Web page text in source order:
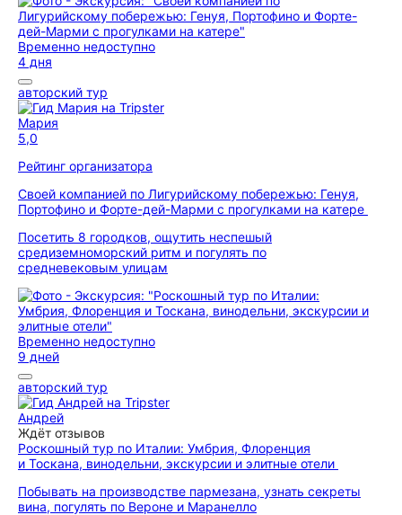
Временно недоступно
4 дня
авторский тур
Мария
5,0
Рейтинг организатора
Своей компанией по Лигурийскому побережью: Генуя,
Портофино и Форте-дей-Марми с прогулками на катере
Посетить 8 городков, ощутить неспешый
средиземноморский ритм и погулять по
средневековым улицам
Временно недоступно
9 дней
авторский тур
Андрей
Ждёт отзывов
Роскошный тур по Италии: Умбрия, Флоренция
и Тоскана, винодельни, экскурсии и элитные отели
Побывать на производстве пармезана, узнать секреты
вина, погулять по Вероне и Маранелло